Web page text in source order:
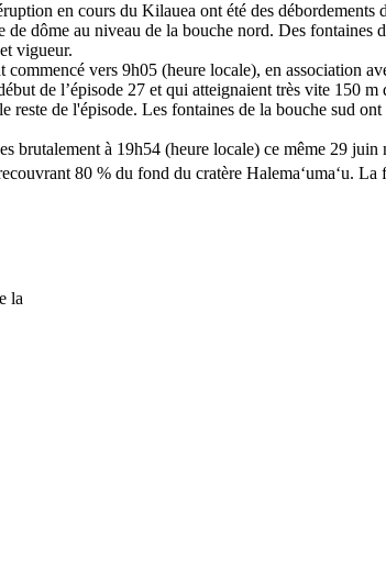
en cours du Kilauea ont été des
dôme au niveau de la bouche nord. Des fontaines
vigueur.
vers 9h05 (heure locale), en association
de l’épisode 27 et qui atteignaient très vite 150
de l'épisode. Les fontaines de la bouche sud
brutalement à 19h54 (heure locale) ce même 29
80 % du fond du cratère Halemaʻumaʻu.
la